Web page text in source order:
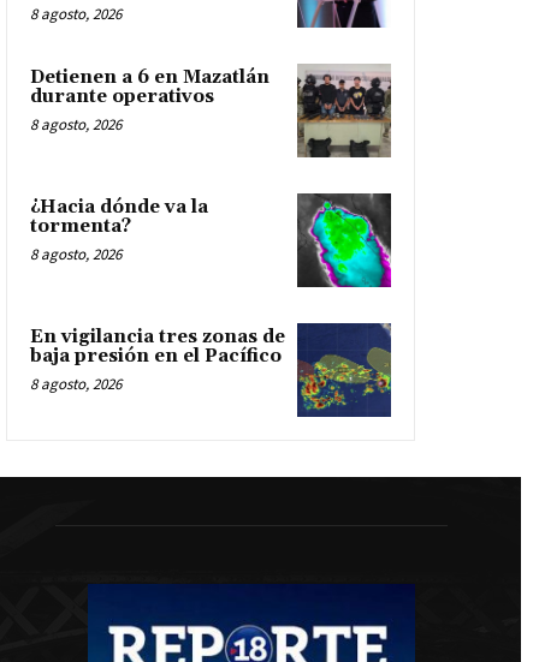
8 agosto, 2026
Detienen a 6 en Mazatlán
durante operativos
8 agosto, 2026
¿Hacia dónde va la
tormenta?
8 agosto, 2026
En vigilancia tres zonas de
baja presión en el Pacífico
8 agosto, 2026